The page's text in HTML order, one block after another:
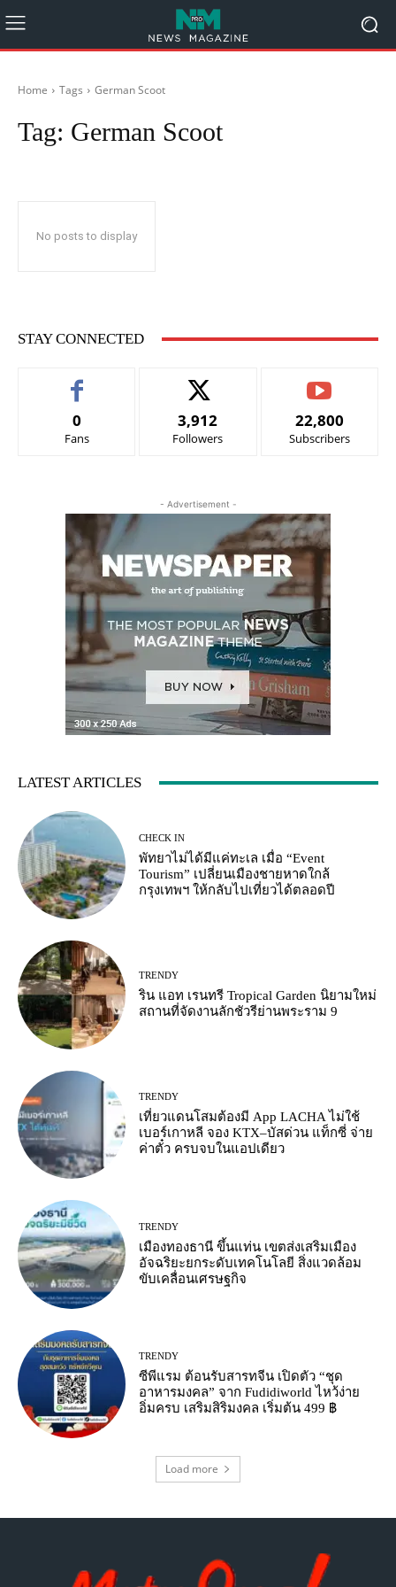
Home Tags German Scoot
Tag: German Scoot
No posts to display
STAY CONNECTED
0
Fans
3,912
Followers
22,800
Subscribers
- Advertisement -
LATEST ARTICLES
CHECK IN
พัทยาไม่ได้มีแค่ทะเล เมื่อ “Event
Tourism” เปลี่ยนเมืองชายหาดใกล้
กรุงเทพฯ ให้กลับไปเที่ยวได้ตลอดปี
TRENDY
ริน แอท เรนทรี Tropical Garden นิยามใหม่
สถานที่จัดงานลักชัวรีย่านพระราม 9
TRENDY
เที่ยวแดนโสมต้องมี App LACHA ไม่ใช้
เบอร์เกาหลี จอง KTX–บัสด่วน แท็กซี่ จ่าย
ค่าตั๋ว ครบจบในแอปเดียว
TRENDY
เมืองทองธานี ขึ้นแท่น เขตส่งเสริมเมือง
อัจฉริยะยกระดับเทคโนโลยี สิ่งแวดล้อม
ขับเคลื่อนเศรษฐกิจ
TRENDY
ซีพีแรม ต้อนรับสารทจีน เปิดตัว “ชุด
อาหารมงคล” จาก Fudidiworld ไหว้ง่าย
อิ่มครบ เสริมสิริมงคล เริ่มต้น 499 ฿
Load more